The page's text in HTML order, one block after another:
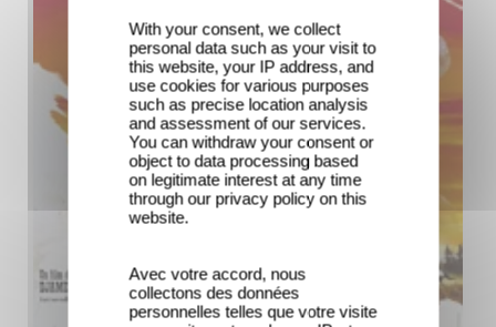
With your consent, we collect
personal data such as your visit to
this website, your IP address, and
use cookies for various purposes
such as precise location analysis
and assessment of our services.
You can withdraw your consent or
object to data processing based
on legitimate interest at any time
through our privacy policy on this
website.
Avec votre accord, nous
collectons des données
personnelles telles que votre visite